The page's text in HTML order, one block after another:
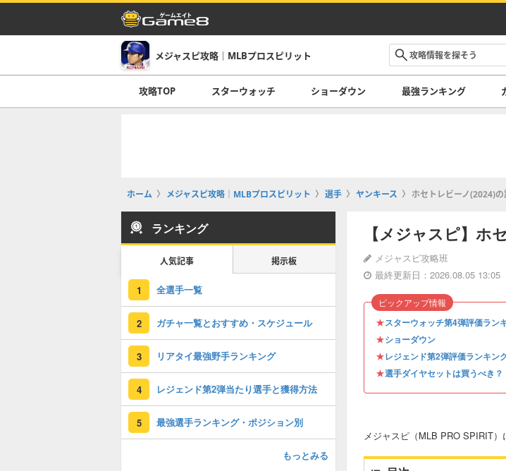
メジャスピ攻略｜MLBプロスピリット
攻略TOP スターウォッチ ショーダウン 最強ランキング
ホーム メジャスピ攻略｜MLBプロスピリット 選手 ヤンキース ホセトレビーノ(2024)
【メジャスピ】ホ
メジャスピ攻略班
最終更新日：2026.08.05 13:05
★スターウォッチ第4弾評価ラン
★ショーダウン
★レジェンド第2弾評価ランキン
★選手ダイヤセットは買うべき？
ピックアップ情報
メジャスピ（MLB PRO SPIRIT）
ランキング
人気記事 掲示板
1 全選手一覧
2 ガチャ一覧とおすすめ・スケジュール
3 リアタイ最強野手ランキング
4 レジェンド第2弾当たり選手と獲得方法
5 最強選手ランキング・ポジション別
もっとみる